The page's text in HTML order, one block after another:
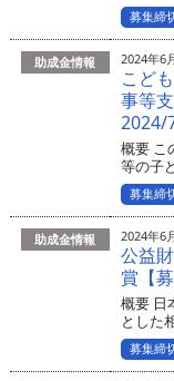
募集締
助成金情報 2024年6
こど
事等
2024/
概要 こ
等の子
募集締
助成金情報 2024年6
公益
賞【
概要 日
とした
募集締